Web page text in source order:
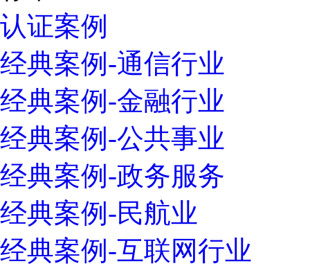
认证案例
经典案例-通信行业
经典案例-金融行业
经典案例-公共事业
经典案例-政务服务
经典案例-民航业
经典案例-互联网行业